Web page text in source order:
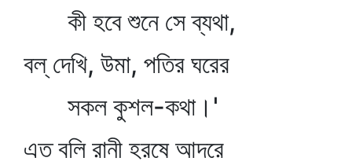
কী হবে শুনে সে ব্যথা,
বল্‌ দেখি, উমা, পতির ঘরের
সকল কুশল-কথা।'
এত বলি রানী হরষে আদরে